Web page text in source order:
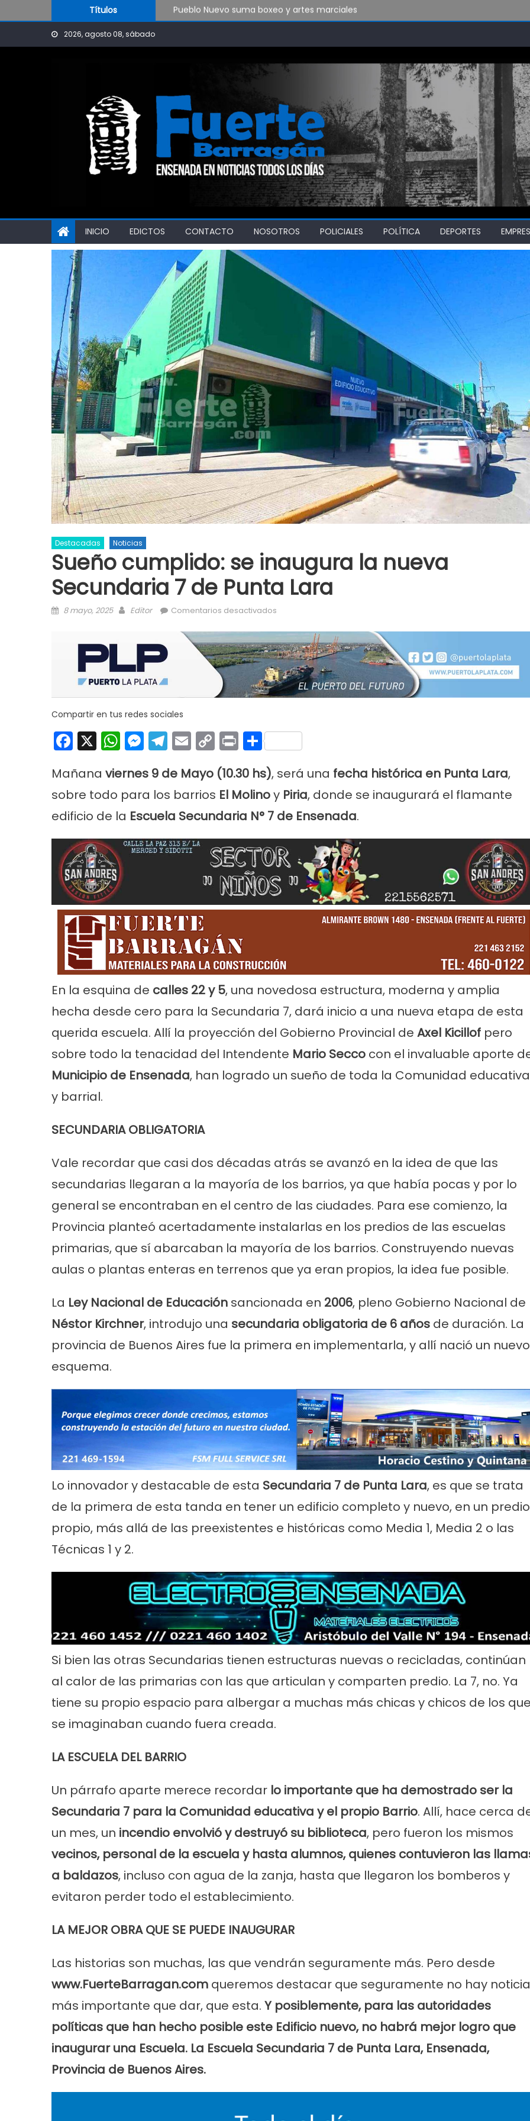
Títulos
Pueblo Nuevo suma boxeo y artes marciales
OPINIÓN: ¿Hasta cuándo vamos a soportar todo esto?
2026, agosto 08, sábado
INICIO EDICTOS CONTACTO NOSOTROS POLICIALES POLÍTICA DEPORTES
Destacadas Noticias
Sueño cumplido: se inaugura la nueva
Secundaria 7 de Punta Lara
Posted on
8 mayo, 2025 Author
Editor Comentarios desactivados
Compartir en tus redes sociales
Facebook
X WhatsApp
Messenger
Telegram
EmailCopy
Link
PrintCompartir
Mañana viernes 9 de Mayo (10.30 hs), será una fecha histórica en Punta Lara,
sobre todo para los barrios El Molinoy Piria, donde se inaugurará el flamante
edificio de la Escuela Secundaria N° 7 de Ensenada.
En la esquina de calles 22 y 5, una novedosa estructura, moderna y amplia
hecha desde cero para la Secundaria 7, dará inicio a una nueva etapa de esta
querida escuela. Allí la proyección del Gobierno Provincial de Axel Kicillof pero
sobre todo la tenacidad del Intendente Mario Secco con el invaluable aporte
Municipio de Ensenada, han logrado un sueño de toda la Comunidad educativa
y barrial.
SECUNDARIA OBLIGATORIA
Vale recordar que casi dos décadas atrás se avanzó en la idea de que las
secundarias llegaran a la mayoría de los barrios, ya que había pocas y por lo
general se encontraban en el centro de las ciudades. Para ese comienzo, la
Provincia planteó acertadamente instalarlas en los predios de las escuelas
primarias, que sí abarcaban la mayoría de los barrios. Construyendo nuevas
aulas o plantas enteras en terrenos que ya eran propios, la idea fue posible.
La Ley Nacional de Educación sancionada en 2006, pleno Gobierno Nacional de
Néstor Kirchner, introdujo una secundaria obligatoria de 6 años de duración. La
provincia de Buenos Aires fue la primera en implementarla, y allí nació un nuevo
esquema.
Lo innovador y destacable de esta Secundaria 7 de Punta Lara, es que se trata
de la primera de esta tanda en tener un edificio completo y nuevo, en un predio
propio, más allá de las preexistentes e históricas como Media 1, Media 2 o las
Técnicas 1 y 2.
Si bien las otras Secundarias tienen estructuras nuevas o recicladas, continúan
al calor de las primarias con las que articulan y comparten predio. La 7, no. Ya
tiene su propio espacio para albergar a muchas más chicas y chicos de los que
se imaginaban cuando fuera creada.
LA ESCUELA DEL BARRIO
Un párrafo aparte merece recordar lo importante que ha demostrado ser la
Secundaria 7 para la Comunidad educativa y el propio Barrio. Allí, hace cerca
un mes, un incendio envolvió y destruyó su biblioteca, pero fueron los mismos
vecinos, personal de la escuela y hasta alumnos, quienes contuvieron las
a baldazos, incluso con agua de la zanja, hasta que llegaron los bomberos y
evitaron perder todo el establecimiento.
LA MEJOR OBRA QUE SE PUEDE INAUGURAR
Las historias son muchas, las que vendrán seguramente más. Pero desde
www.FuerteBarragan.com queremos destacar que seguramente no hay noticia
más importante que dar, que esta. Y posiblemente, para las autoridades
políticas que han hecho posible este Edificio nuevo, no habrá mejor logro que
inaugurar una Escuela. La Escuela Secundaria 7 de Punta Lara, Ensenada,
Provincia de Buenos Aires.
Noticias Principal Servicios
Trabajos en la red de agua en Villa
Tranquila
Turnos de Farmacias de Agosto
2026 en Ensenada
Por mejoras en el servicio
agua de 11 a 15
Cultura Noticias Principal
Lara con su Carnaval Barrial
Cultura Noticias